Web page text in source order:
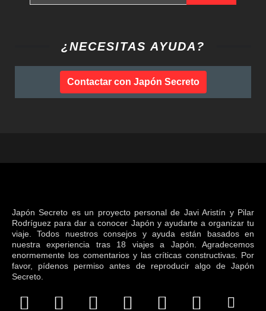
¿NECESITAS AYUDA?
Contactar con Japón Secreto
Japón Secreto es un proyecto personal de Javi Aristín y Pilar
Rodríguez para dar a conocer Japón y ayudarte a organizar tu
viaje. Todos nuestros consejos y ayuda están basados en
nuestra experiencia tras 18 viajes a Japón. Agradecemos
enormemente los comentarios y las críticas constructivas. Por
favor, pídenos permiso antes de reproducir algo de Japón
Secreto.